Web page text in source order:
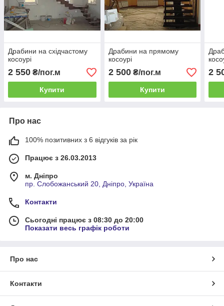
Драбини на східчастому
косоурі
2 550 ₴/пог.м
Купити
Драбини на прямому
косоурі
2 500₴/пог.м
Купити
2
Про нас
100% позитивних з 6 відгуків за рік
Працює з 26.03.2013
м. Дніпро
пр. Слобожанський 20, Дніпро, Україна
Контакти
Сьогодні працює з 08:30 до 20:00
Показати весь графік роботи
Про нас
Контакти